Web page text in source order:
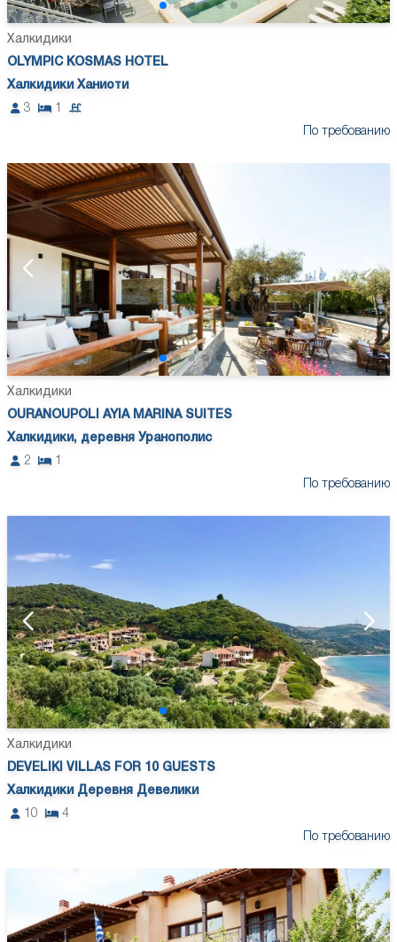
Халкидики
OLYMPIC KOSMAS HOTEL
Халкидики Ханиоти
3
1
По требованию
Халкидики
OURANOUPOLI AYIA MARINA SUITES
Халкидики, деревня Уранополис
2
1
По требованию
Халкидики
DEVELIKI VILLAS FOR 10 GUESTS
Халкидики Деревня Девелики
10
4
По требованию